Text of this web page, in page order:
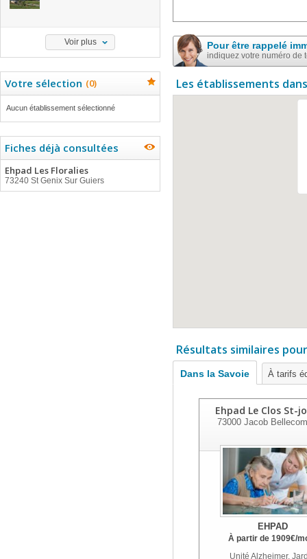
Voir plus
Votre sélection (0)
Aucun établissement sélectionné
Fiches déjà consultées
Ehpad Les Floralies
73240 St Genix Sur Guiers
Pour être rappelé
indiquez votre numéro de
Les établissements
Résultats similaires
Dans la Savoie À tarifs
Ehpad Le Clos St-
73000 Jacob
EHPAD
À partir de 1909€/
Unité Alzheimer,